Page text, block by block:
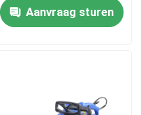
Aanvraag sturen